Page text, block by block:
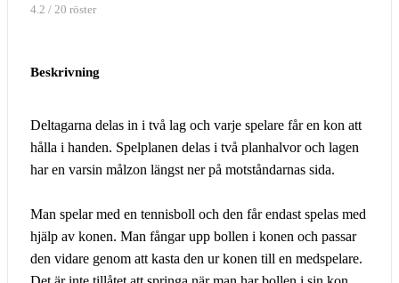
4.2 / 20 röster
Beskrivning
Deltagarna delas in i två lag och varje spelare får en kon att
hålla i handen. Spelplanen delas i två planhalvor och lagen
har en varsin målzon längst ner på motståndarnas sida.
Man spelar med en tennisboll och den får endast spelas med
hjälp av konen. Man fångar upp bollen i konen och passar
den vidare genom att kasta den ur konen till en medspelare.